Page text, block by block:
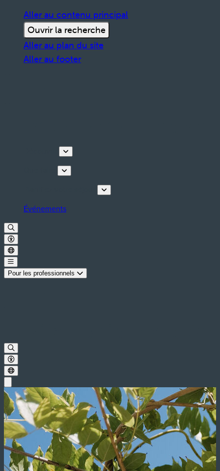
Aller au contenu principal
Ouvrir la recherche
Aller au plan du site
Aller au footer
Événements
Pour les professionnels